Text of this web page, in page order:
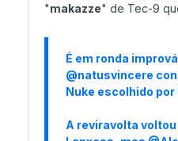
"makazze" de Tec-9
É em ronda
@natusvincere
Nuke escolhido por
A reviravolta voltou